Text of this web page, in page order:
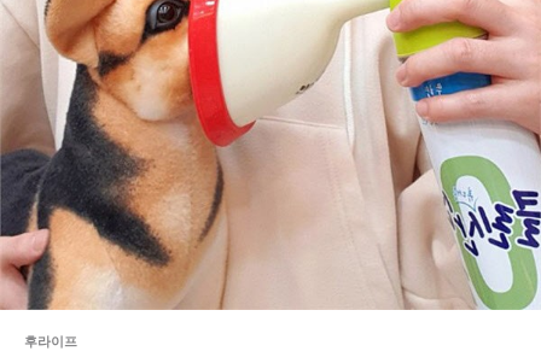
후라이프